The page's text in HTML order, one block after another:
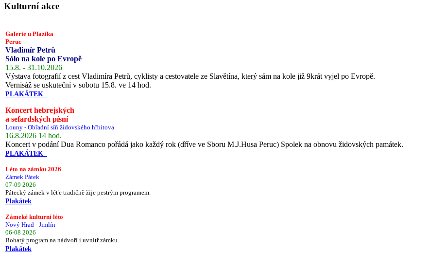
Kulturní akce
Galerie u Plazíka
Peruc
Vladimír Petrů
Sólo na kole po Evropě
15.8. - 31.10.2026
Výstava fotografií z cest Vladimíra Petrů, cyklisty a cestovatele ze Slavětína, který sám na kole již 9krát vyjel po Evropě.
Vernisáž se uskuteční v sobotu 15.8. ve 14 hod.
PLAKÁTEK
Koncert hebrejských
a sefardských písní
Louny - Obřadní síň židovského hřbitova
16.8.2026 14 hod.
Koncert v podání Dua Romanco pořádá jako každý rok (dříve ve Sboru M.J.Husa Peruc) Spolek na obnovu židovských památek.
PLAKÁTEK
Léto na zámku 2026
Zámek Pátek
07-09 2026
Pátecký zámek v léťe tradičně žije pestrým programem.
Plakátek
Zámeké kulturní léto
Nový Hrad - Jimlín
06-08 2026
Bohatý program na nádvoří i uvnitř zámku.
Plakátek